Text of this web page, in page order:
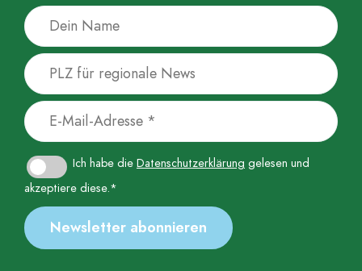
Ich habe die Datenschutzerklärung gelesen und
akzeptiere diese.*